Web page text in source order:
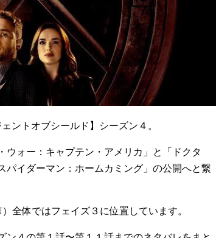
ントオブシールド】シーズン４。
ォー：キャプテン・アメリカ」と「ドクタ
パイダーマン：ホームカミング」の公開へと繋
全体ではフェイズ３に位置しています。